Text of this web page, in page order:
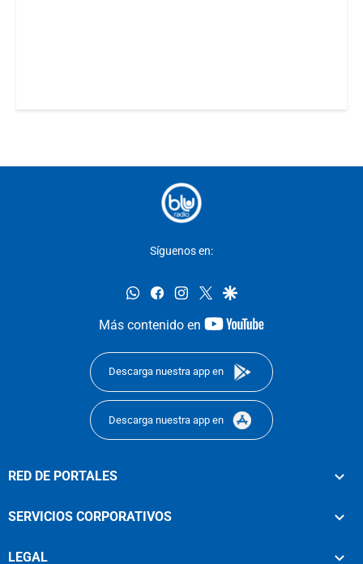
Síguenos en:
whatsappfacebookinstagram
twittergoogle
Más contenido en
youtube-
Descarga nuestra app en
Descarga nuestra app en
RED DE PORTALES
SERVICIOS CORPORATIVOS
LEGAL